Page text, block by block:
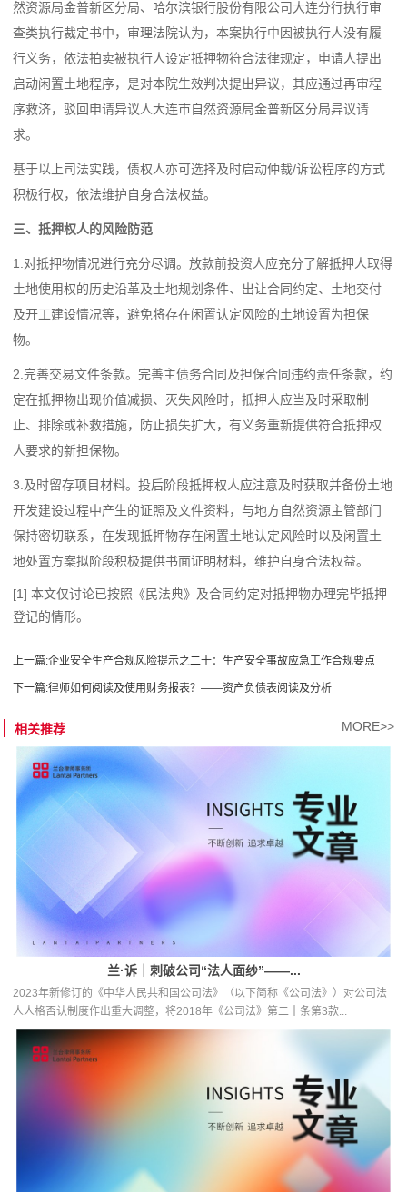
然资源局金普新区分局、哈尔滨银行股份有限公司大连分行执行审
查类执行裁定书中，审理法院认为，本案执行中因被执行人没有履
行义务，依法拍卖被执行人设定抵押物符合法律规定，申请人提出
启动闲置土地程序，是对本院生效判决提出异议，其应通过再审程
序救济，驳回申请异议人大连市自然资源局金普新区分局异议请
求。
基于以上司法实践，债权人亦可选择及时启动仲裁/诉讼程序的方式
积极行权，依法维护自身合法权益。
三、抵押权人的风险防范
1.对抵押物情况进行充分尽调。放款前投资人应充分了解抵押人取得
土地使用权的历史沿革及土地规划条件、出让合同约定、土地交付
及开工建设情况等，避免将存在闲置认定风险的土地设置为担保
物。
2.完善交易文件条款。完善主债务合同及担保合同违约责任条款，约
定在抵押物出现价值减损、灭失风险时，抵押人应当及时采取制
止、排除或补救措施，防止损失扩大，有义务重新提供符合抵押权
人要求的新担保物。
3.及时留存项目材料。投后阶段抵押权人应注意及时获取并备份土地
开发建设过程中产生的证照及文件资料，与地方自然资源主管部门
保持密切联系，在发现抵押物存在闲置土地认定风险时以及闲置土
地处置方案拟阶段积极提供书面证明材料，维护自身合法权益。
[1] 本文仅讨论已按照《民法典》及合同约定对抵押物办理完毕抵押
登记的情形。
上一篇:企业安全生产合规风险提示之二十：生产安全事故应急工作合规要点
下一篇:律师如何阅读及使用财务报表？——资产负债表阅读及分析
相关推荐 MORE>>
兰·诉｜刺破公司“法人面纱”——...
2023年新修订的《中华人民共和国公司法》（以下简称《公司法》）对公司法
人人格否认制度作出重大调整，将2018年《公司法》第二十条第3款...